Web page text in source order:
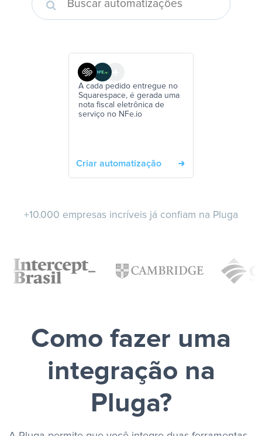
A cada pedido entregue no
Squarespace, é gerada uma
nota fiscal eletrônica de
serviço no NFe.io
Criar automatização
+10.000 empresas incríveis já confiam na Pluga
Como fazer uma
integração na
Pluga?